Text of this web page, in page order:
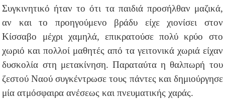
Συγκινητικό ήταν το ότι τα παιδιά προσήλθαν μαζικά,
αν και το προηγούμενο βράδυ είχε χιονίσει στον
Κίσσαβο μέχρι χαμηλά, επικρατούσε πολύ κρύο στο
χωριό και πολλοί μαθητές από τα γειτονικά χωριά είχαν
δυσκολία στη μετακίνηση. Παραταύτα η θαλπωρή του
ζεστού Ναού συγκέντρωσε τους πάντες και δημιούργησε
μία ατμόσφαιρα ανέσεως και πνευματικής χαράς.